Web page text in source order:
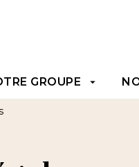
GROUPE arrow_drop_down